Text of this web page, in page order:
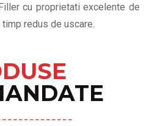
cu proprietati excelente de
redus de uscare.